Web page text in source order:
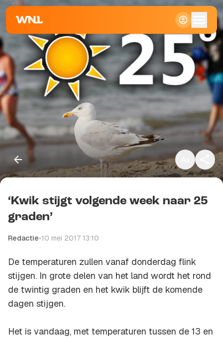
Klein
Standaard
Groot
Kopieer link
‘Kwik stijgt volgende week naar 25
graden’
Redactie•10 mei 2017 13:10
De temperaturen zullen vanaf donderdag flink
stijgen. In grote delen van het land wordt het rond
de twintig graden en het kwik blijft de komende
dagen stijgen.
Het is vandaag, met temperaturen tussen de 13 en